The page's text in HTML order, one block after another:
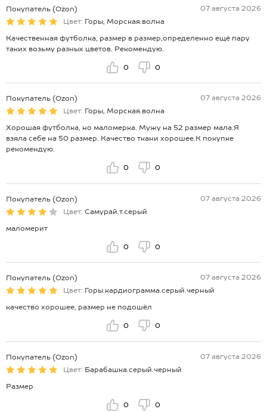
Покупатель (Ozon)
07 августа 2026
Цвет: Горы, Морская.волна
Качественная футболка, размер в размер,определенно ещё пару
таких возьму разных цветов. Рекомендую.
0 0
Покупатель (Ozon)
07 августа 2026
Цвет: Горы, Морская.волна
Хорошая футболка, но маломерка. Мужу на 52 размер мала.Я
взяла себе на 50 размер. Качество ткани хорошее.К покупке
рекомендую.
0 0
Покупатель (Ozon)
07 августа 2026
Цвет: Самурай.т.серый
маломерит
0 0
Покупатель (Ozon)
07 августа 2026
Цвет: Горы.кардиограмма.серый.черный
качество хорошее, размер не подошёл
0 0
Покупатель (Ozon)
07 августа 2026
Цвет: Барабашка.серый.черный
Размер
0 0